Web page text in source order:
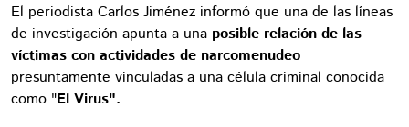
El periodista Carlos Jiménez informó que una de las líneas
de investigación apunta a una posible relación de las
víctimas con actividades de narcomenudeo
presuntamente vinculadas a una célula criminal conocida
como "El Virus".